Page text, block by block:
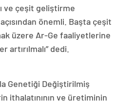
ve çeşit geliştirme
önemli. Başta çeşit
üzere Ar-Ge faaliyetlerine
artırılmalı” dedi.
Genetiği Değiştirilmiş
ithalatınının ve üretiminin